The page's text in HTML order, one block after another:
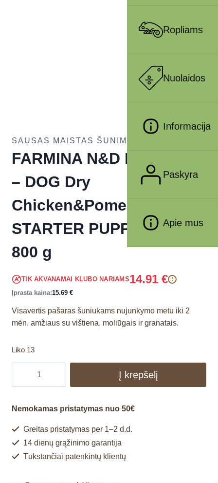
Ropliams
Nuolaidos
Informacija
Paskyra
Apie mus
SAUSAS MAISTAS ŠUNIMS
FARMINA N&D PUMPKIN
– DOG Dry
Chicken&Pomegranate
STARTER PUPPY ALL BR
800 g
TIK AKVANAMAI KLUBO NARIAMS14.91€ !
Įprasta kaina:15.69 €
Visavertis pašaras šuniukams nujunkymo metu iki 2
mėn. amžiaus su vištiena, moliūgais ir granatais.
Liko 13
Į krepšelį
Nemokamas pristatymas nuo 50€
Greitas pristatymas per 1–2 d.d.
14 dienų grąžinimo garantija
Tūkstančiai patenkintų klientų